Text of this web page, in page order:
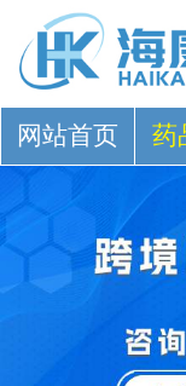
网站首页 药